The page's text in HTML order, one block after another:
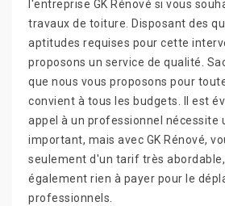
l'entreprise GK Rénové si vous
travaux de toiture. Disposant des
aptitudes requises pour cette
proposons un service de qualité.
que nous vous proposons pour
convient à tous les budgets. Il est
appel à un professionnel nécessite
important, mais avec GK Rénové,
seulement d'un tarif très
également rien à payer pour le
professionnels.